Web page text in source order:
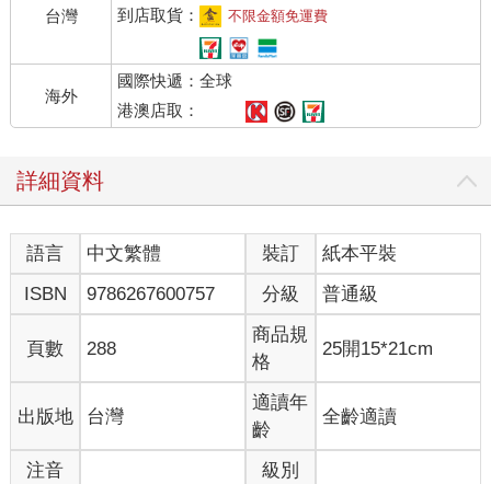
▼總是看別人的臉色，常常無法表達自己的意見。
▼拼命滿足父母或上司的期待，卻逐漸迷失了自我，不知道自己
真正想要什麼，彷彿為別人而活。
▼明明人際關係良好，經濟狀況也無虞，但總覺得每天空虛無
比，感受不到活著的意義。
▼討厭自己，不相信未來會有什麼好事發生。
「人生困難模式」這個詞，貼切地描述了處於這些困境中的人的
狀態。許多前來我診所求助的患者，都覺得自己活得好累、十分
痛苦。
……
這本書集結了我與覺得人生很痛苦的人，一起攜手思考並努力實
踐而成的「破解人生困難模式的祕訣」。
從原文書名可以看出，這本書是模擬大冒險遊戲，來說明如何擺
為什麼要用「大冒險」來比喻？
因為我認為，「從人生困難模式回血的過程」與「RPG的破關過
程」非常相似。
台灣
到店取貨：
不限金額免運費
海外
國際快遞：全球
港澳店取：
詳細資料
語言 中文繁體 裝訂
紙本平裝
ISBN
9786267600757 分級 普通級
頁數 288
商品規
格
25開15*21cm
出版地 台灣
適讀年
齡
全齡適讀
注音 級別